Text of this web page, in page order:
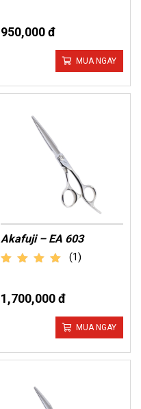
950,000 đ
MUA NGAY
Akafuji – EA 603
(1)
1,700,000 đ
MUA NGAY